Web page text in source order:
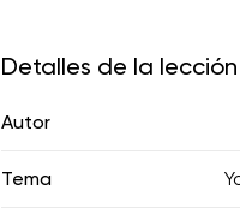
Detalles de la lección
Autor
Tema